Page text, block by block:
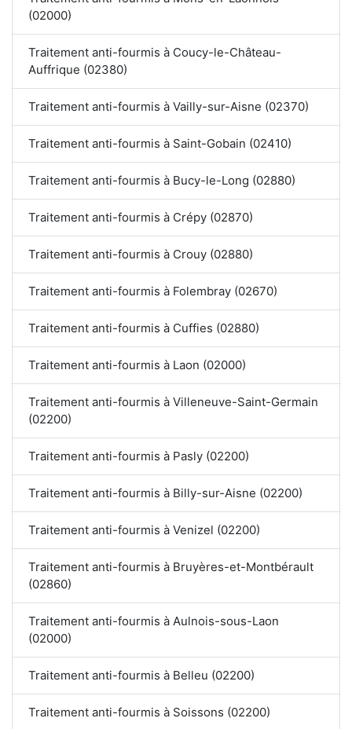
(02000)
Traitement anti-fourmis à Coucy-le-Château-
Auffrique (02380)
Traitement anti-fourmis à Vailly-sur-Aisne (02370)
Traitement anti-fourmis à Saint-Gobain (02410)
Traitement anti-fourmis à Bucy-le-Long (02880)
Traitement anti-fourmis à Crépy (02870)
Traitement anti-fourmis à Crouy (02880)
Traitement anti-fourmis à Folembray (02670)
Traitement anti-fourmis à Cuffies (02880)
Traitement anti-fourmis à Laon (02000)
Traitement anti-fourmis à Villeneuve-Saint-Germain
(02200)
Traitement anti-fourmis à Pasly (02200)
Traitement anti-fourmis à Billy-sur-Aisne (02200)
Traitement anti-fourmis à Venizel (02200)
Traitement anti-fourmis à Bruyères-et-Montbérault
(02860)
Traitement anti-fourmis à Aulnois-sous-Laon
(02000)
Traitement anti-fourmis à Belleu (02200)
Traitement anti-fourmis à Soissons (02200)